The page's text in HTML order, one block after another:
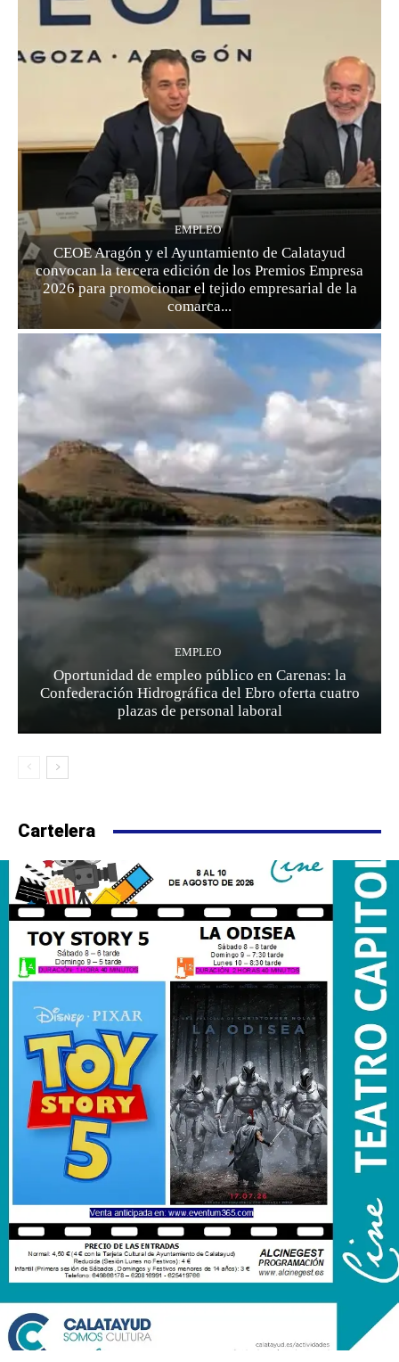
EMPLEO
CEOE Aragón y el Ayuntamiento de Calatayud
convocan la tercera edición de los Premios Empresa
2026 para promocionar el tejido empresarial de la
comarca...
EMPLEO
Oportunidad de empleo público en Carenas: la
Confederación Hidrográfica del Ebro oferta cuatro
plazas de personal laboral
Cartelera